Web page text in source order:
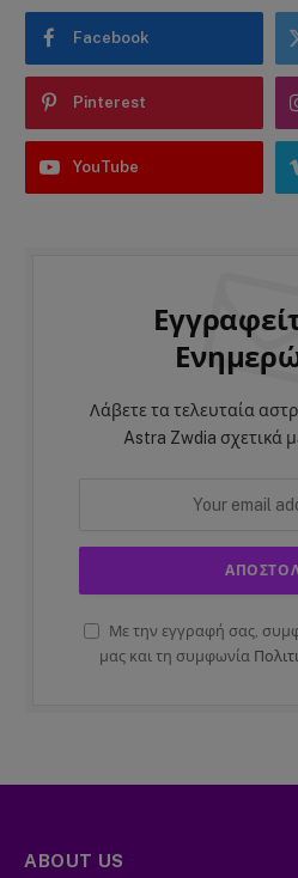
Facebook
Pinterest
YouTube
Λάβετε τα τελευταία
Astra Zwdia σχετικά
Με την εγγραφή σας,
μας και τη συμφωνία
ABOUT US